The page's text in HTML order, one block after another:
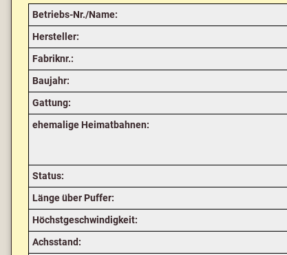
Betriebs-Nr./Name:
Hersteller:
Fabriknr.:
Baujahr:
Gattung:
ehemalige Heimatbahnen:
Status:
Länge über Puffer:
Höchstgeschwindigkeit:
Achsstand: